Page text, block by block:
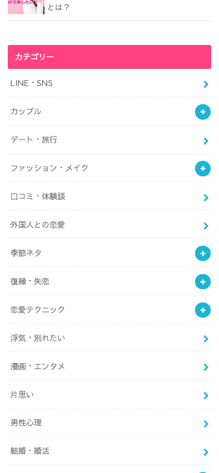
とは？
カテゴリー
LINE・SNS
カップル
デート・旅行
ファッション・メイク
口コミ・体験談
外国人との恋愛
季節ネタ
復縁・失恋
恋愛テクニック
浮気・別れたい
漫画・エンタメ
片思い
男性心理
結婚・婚活